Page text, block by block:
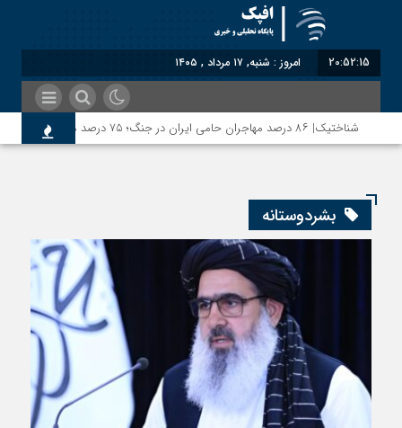
20:52:15 امروز : شنبه, ۱۷ مرداد , ۱۴۰۵
شناختیک| ۸۶ درصد مهاجران حامی ایران در جنگ؛ ۷۵ درصد مهاجران دولت چهاردهم را خیرخواه خود نمی‌دانند
بشردوستانه